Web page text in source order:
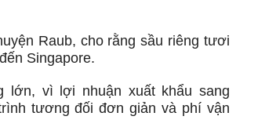
Raub, cho rằng sầu riêng tươi
Singapore.
lớn, vì lợi nhuận xuất khẩu sang
tương đối đơn giản và phí vận